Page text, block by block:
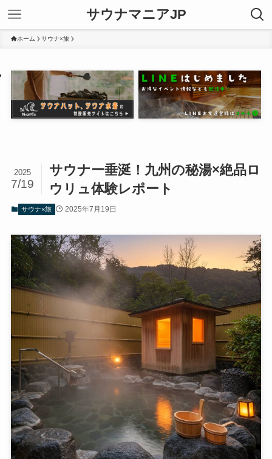
サウナマニアJP
ホーム サウナ×旅
サウナー垂涎！九州の秘湯×絶品ロ
ウリュ体験レポート
2025
7/19
サウナ×旅 2025年7月19日